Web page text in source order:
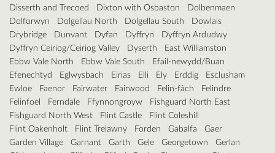
Disserth and Trecoed
Dixton with Osbaston
Dolbenmaen
Dolforwyn
Dolgellau North Dolgellau South
Dowlais
Drybridge
Dunvant Dyfan Dyffryn
Dyffryn Ardudwy
Dyffryn Ceiriog/Ceiriog Valley
Dyserth
East Williamston
Ebbw Vale North
Ebbw Vale South
Efail-newydd/Buan
Efenechtyd
Eglwysbach Eirias Elli Ely Erddig
Esclusham
Ewloe
Faenor Fairwater Fairwood Felin-fâch
Felindre
Felinfoel
Ferndale Ffynnongroyw
Fishguard North East
Fishguard North West
Flint Castle
Flint Coleshill
Flint Oakenholt
Flint Trelawny Forden Gabalfa
Gaer
Garden Village
Garnant Garth Gele Georgetown
Gerlan